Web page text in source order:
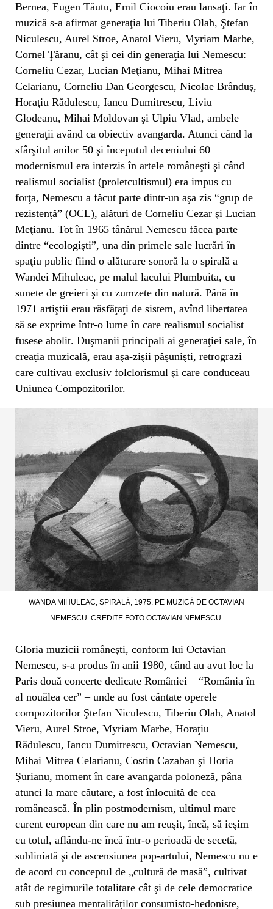
Bernea, Eugen Tăutu, Emil Ciocoiu erau lansaţi. Iar în
muzică s-a afirmat generaţia lui Tiberiu Olah, Ştefan
Niculescu, Aurel Stroe, Anatol Vieru, Myriam Marbe,
Cornel Ţăranu, cât şi cei din generaţia lui Nemescu:
Corneliu Cezar, Lucian Meţianu, Mihai Mitrea
Celarianu, Corneliu Dan Georgescu, Nicolae Brânduş,
Horaţiu Rădulescu, Iancu Dumitrescu, Liviu
Glodeanu, Mihai Moldovan şi Ulpiu Vlad, ambele
generaţii având ca obiectiv avangarda. Atunci când la
sfârşitul anilor 50 şi începutul deceniului 60
modernismul era interzis în artele româneşti şi când
realismul socialist (proletcultismul) era impus cu
forţa, Nemescu a făcut parte dintr-un aşa zis “grup de
rezistenţă” (OCL), alături de Corneliu Cezar şi Lucian
Meţianu. Tot în 1965 tânărul Nemescu făcea parte
dintre “ecologişti”, una din primele sale lucrări în
spaţiu public fiind o alăturare sonoră la o spirală a
Wandei Mihuleac, pe malul lacului Plumbuita, cu
sunete de greieri şi cu zumzete din natură. Până în
1971 artiştii erau răsfăţaţi de sistem, avînd libertatea
să se exprime într-o lume în care realismul socialist
fusese abolit. Duşmanii principali ai generaţiei sale, în
creaţia muzicală, erau aşa-zişii păşunişti, retrograzi
care cultivau exclusiv folclorismul şi care conduceau
Uniunea Compozitorilor.
WANDA MIHULEAC, SPIRALĂ, 1975. PE MUZICĂ DE OCTAVIAN
NEMESCU. CREDITE FOTO OCTAVIAN NEMESCU.
Gloria muzicii româneşti, conform lui Octavian
Nemescu, s-a produs în anii 1980, când au avut loc la
Paris două concerte dedicate României – “România în
al nouălea cer” – unde au fost cântate operele
compozitorilor Ştefan Niculescu, Tiberiu Olah, Anatol
Vieru, Aurel Stroe, Myriam Marbe, Horaţiu
Rădulescu, Iancu Dumitrescu, Octavian Nemescu,
Mihai Mitrea Celarianu, Costin Cazaban şi Horia
Şurianu, moment în care avangarda poloneză, pâna
atunci la mare căutare, a fost înlocuită de cea
românească. În plin postmodernism, ultimul mare
curent european din care nu am reuşit, încă, să ieşim
cu totul, aflându-ne încă într-o perioadă de secetă,
subliniată şi de ascensiunea pop-artului, Nemescu nu e
de acord cu conceptul de „cultură de masă”, cultivat
atât de regimurile totalitare cât şi de cele democratice
sub presiunea mentalităţilor consumisto-hedoniste,